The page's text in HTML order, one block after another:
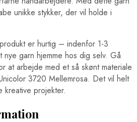
unikke stykker, der vil holde i
er hurtig – indenfor 1-3
garn hjemme hos dig selv. Gå
at arbejde med et så skønt materiale
3720 Mellemrosa. Det vil helt
kreative projekter.